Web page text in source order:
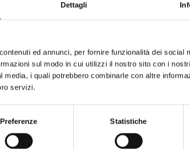
Dettagli
ed annunci, per fornire funzionalità dei social
sul modo in cui utilizzi il nostro sito con i
media, i quali potrebbero combinarle con altre
servizi.
Preferenze Statistiche
BDH